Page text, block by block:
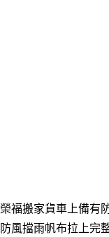
榮福搬家貨車上備有
防風擋雨帆布拉上完